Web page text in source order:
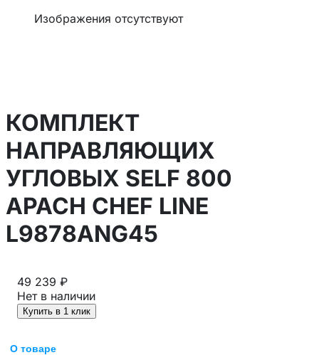
Изображения отсутствуют
КОМПЛЕКТ
НАПРАВЛЯЮЩИХ
УГЛОВЫХ SELF 800
APACH CHEF LINE
L9878ANG45
49 239 ₽
Нет в наличии
Купить в 1 клик
О товаре